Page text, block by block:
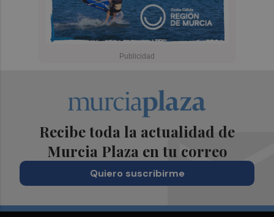
Recibe toda la actualidad de
Murcia Plaza en tu correo
Quiero suscribirme